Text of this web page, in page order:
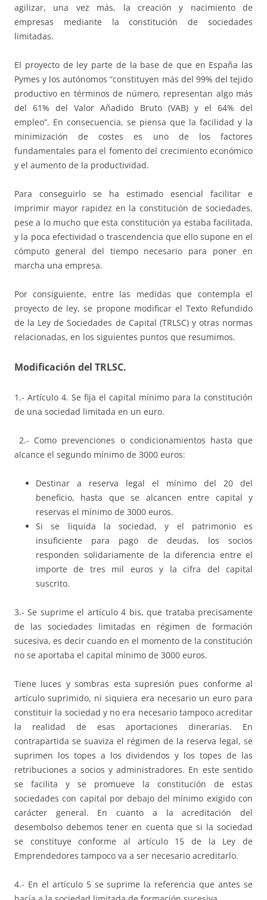
agilizar, una vez más, la creación y nacimiento de
empresas mediante la constitución de sociedades
limitadas.
El proyecto de ley parte de la base de que en España las
Pymes y los autónomos “constituyen más del 99% del tejido
productivo en términos de número, representan algo más
del 61% del Valor Añadido Bruto (VAB) y el 64% del
empleo”. En consecuencia, se piensa que la facilidad y la
minimización de costes es uno de los factores
fundamentales para el fomento del crecimiento económico
y el aumento de la productividad.
Para conseguirlo se ha estimado esencial facilitar e
imprimir mayor rapidez en la constitución de sociedades,
pese a lo mucho que esta constitución ya estaba facilitada,
y la poca efectividad o trascendencia que ello supone en el
cómputo general del tiempo necesario para poner en
marcha una empresa.
Por consiguiente, entre las medidas que contempla el
proyecto de ley, se propone modificar el Texto Refundido
de la Ley de Sociedades de Capital (TRLSC) y otras normas
relacionadas, en los siguientes puntos que resumimos.
Modificación del TRLSC.
1.- Artículo 4. Se fija el capital mínimo para la constitución
de una sociedad limitada en un euro.
2.- Como prevenciones o condicionamientos hasta que
alcance el segundo mínimo de 3000 euros:
Destinar a reserva legal el mínimo del 20 del
beneficio, hasta que se alcancen entre capital y
reservas el mínimo de 3000 euros.
Si se liquida la sociedad, y el patrimonio es
insuficiente para pago de deudas, los socios
responden solidariamente de la diferencia entre el
importe de tres mil euros y la cifra del capital
suscrito.
3.- Se suprime el artículo 4 bis, que trataba precisamente
de las sociedades limitadas en régimen de formación
sucesiva, es decir cuando en el momento de la constitución
no se aportaba el capital mínimo de 3000 euros.
Tiene luces y sombras esta supresión pues conforme al
artículo suprimido, ni siquiera era necesario un euro para
constituir la sociedad y no era necesario tampoco acreditar
la realidad de esas aportaciones dinerarias. En
contrapartida se suaviza el régimen de la reserva legal, se
suprimen los topes a los dividendos y los topes de las
retribuciones a socios y administradores. En este sentido
se facilita y se promueve la constitución de estas
sociedades con capital por debajo del mínimo exigido con
carácter general. En cuanto a la acreditación del
desembolso debemos tener en cuenta que si la sociedad
se constituye conforme al artículo 15 de la Ley de
Emprendedores tampoco va a ser necesario acreditarlo.
4.- En el artículo 5 se suprime la referencia que antes se